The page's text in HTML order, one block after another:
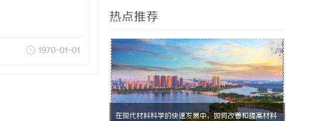
1970-01-01
热点推荐
在现代材料科学的快速发展中，如何改善和提高材料